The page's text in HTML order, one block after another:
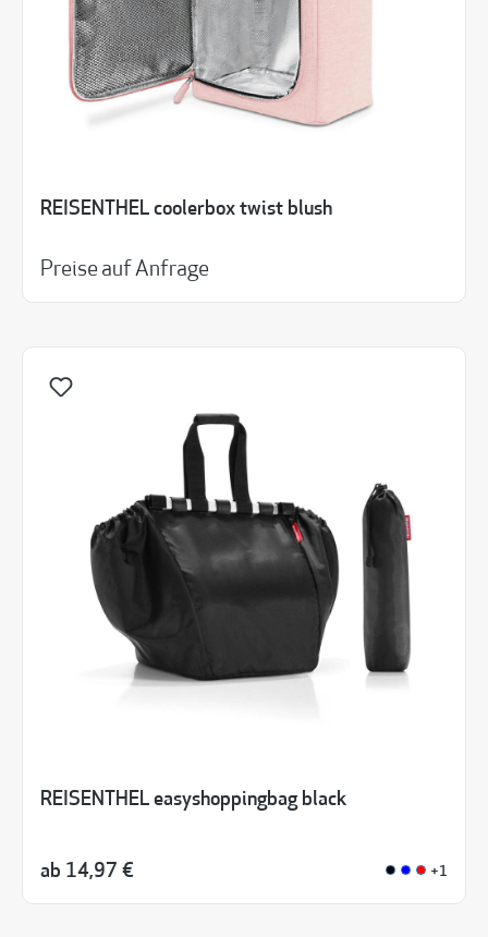
REISENTHEL coolerbox twist blush
Preise auf Anfrage
REISENTHEL easyshoppingbag black
ab 14,97 € +1